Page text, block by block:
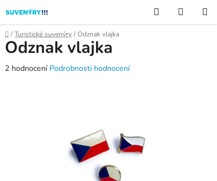
na
obsah
Hledat
KOŠÍK
Domů
/ Turistické suvenýry / Odznak vlajka
Odznak vlajka
Průměrné
2 hodnocení Podrobnosti hodnocení